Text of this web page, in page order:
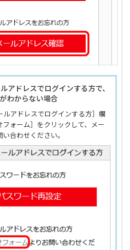
アドレスでログインする方で、
わからない場合
ルアドレスでログインする方］欄
フォーム］をクリックして、メー
合わせください。